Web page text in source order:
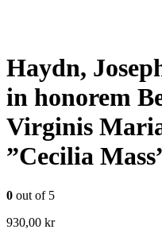
Haydn,
in honorem
Virginis
”Cecilia
0 out of 5
930,00 kr